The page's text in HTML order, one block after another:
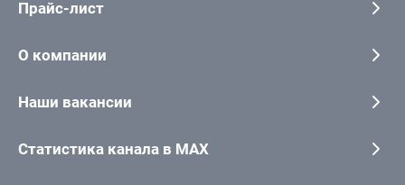
Прайс-лист
О компании
Наши вакансии
Статистика канала в MAX